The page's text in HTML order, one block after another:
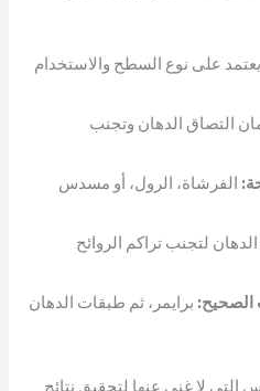
يعتمد على نوع السطح والاستخدام
التصاق الدهان وتجنب
الفرشاة، الرول، أو مسدس
الدهان لتجنب تراكم الروائح
الصحيح: برايمر، ثم طبقات الدهان
التي لا غنى عنها لتحقيق نتائج